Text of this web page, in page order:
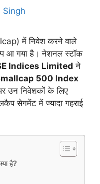
Singh
में निवेश करने वाले
आ गया है। नेशनल स्टॉक
Indices Limited ने
500 Index
उन निवेशकों के लिए
सेगमेंट में ज्यादा गहराई
है?